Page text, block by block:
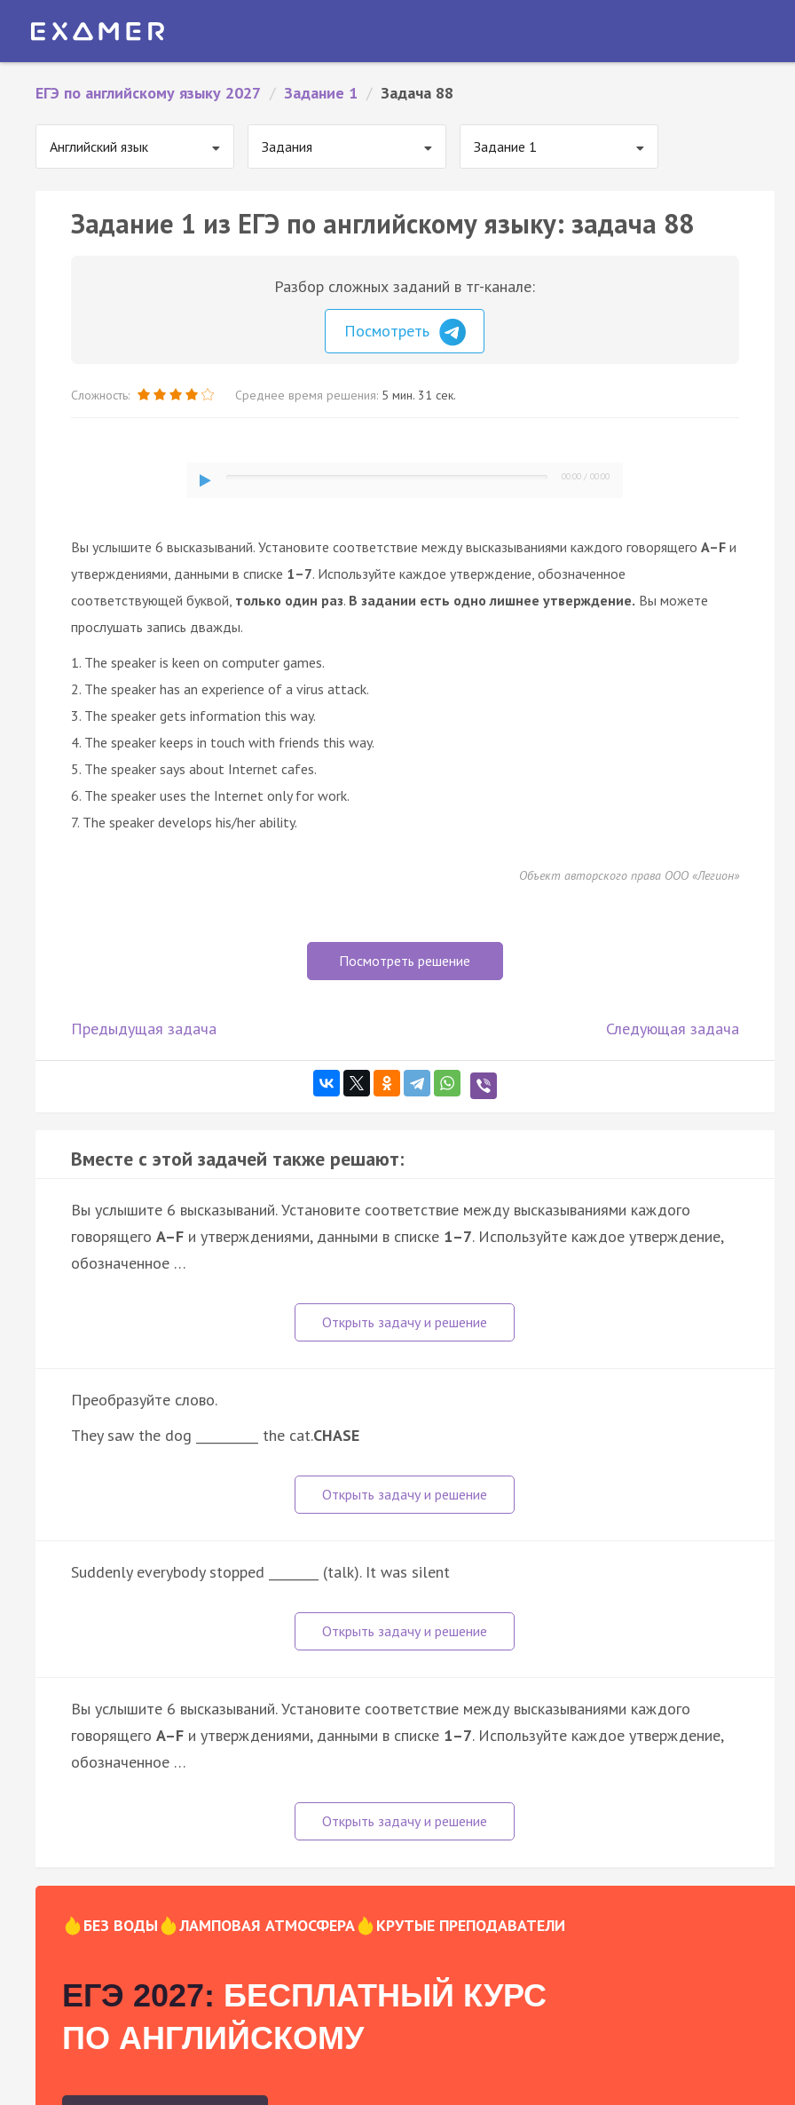
ЕГЭ по английскому языку 2027 / Задание 1 / Задача 88
Английский язык Задания Задание 1
Задание 1 из ЕГЭ по английскому языку: задача 88
Разбор сложных заданий в тг-канале:
Посмотреть
Сложность: Среднее время решения: 5 мин. 31 сек.
00:00 /00:00
Вы услышите 6 высказываний. Установите соответствие между высказываниями каждого говорящего A–F и
утверждениями, данными в списке 1–7. Используйте каждое утверждение, обозначенное
соответствующей буквой, только один раз. В задании есть одно лишнее утверждение. Вы можете
прослушать запись дважды.
1. The speaker is keen on computer games.
2. The speaker has an experience of a virus attack.
3. The speaker gets information this way.
4. The speaker keeps in touch with friends this way.
5. The speaker says about Internet cafes.
6. The speaker uses the Internet only for work.
7. The speaker develops his/her ability.
Объект авторского права ООО «Легион»
Посмотреть решение
Предыдущая задача Следующая задача
Вместе с этой задачей также решают:
Вы услышите 6 высказываний. Установите соответствие между высказываниями каждого
говорящего A–F и утверждениями, данными в списке 1–7. Используйте каждое утверждение,
обозначенное …
Преобразуйте слово.
They saw the dog __________ the cat.CHASE
Suddenly everybody stopped ________ (talk). It was silent
Вы услышите 6 высказываний. Установите соответствие между высказываниями каждого
говорящего A–F и утверждениями, данными в списке 1–7. Используйте каждое утверждение,
обозначенное …
БЕЗ ВОДЫ ЛАМПОВАЯ АТМОСФЕРА КРУТЫЕ ПРЕПОДАВАТЕЛИ
ЕГЭ 2027: БЕСПЛАТНЫЙ КУРС
ПО АНГЛИЙСКОМУ